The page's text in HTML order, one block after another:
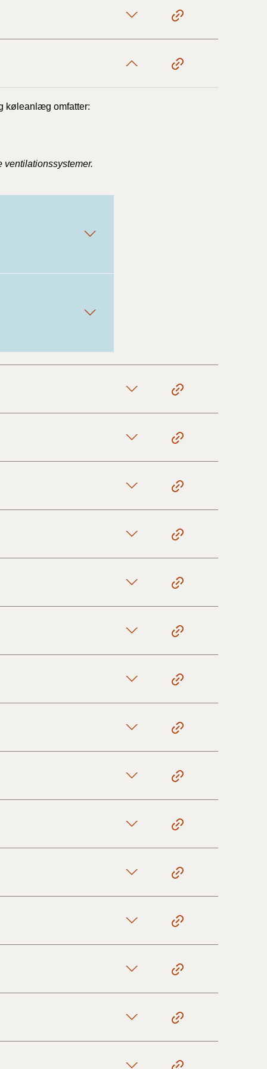
køleanlæg omfatter:
ventilationssystemer.